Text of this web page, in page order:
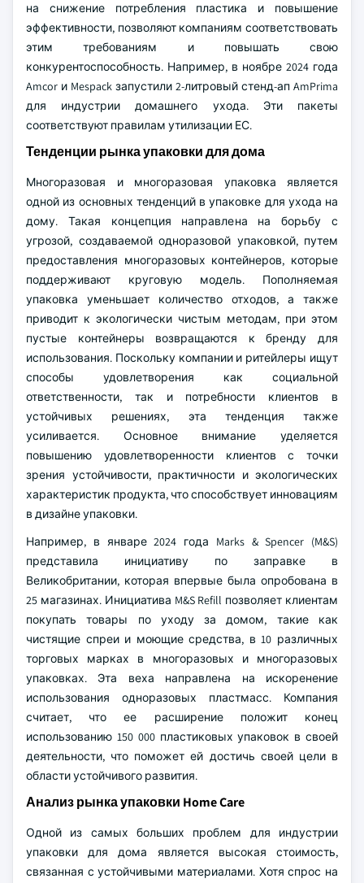
на снижение потребления пластика и повышение
эффективности, позволяют компаниям соответствовать
этим требованиям и повышать свою
конкурентоспособность. Например, в ноябре 2024 года
Amcor и Mespack запустили 2-литровый стенд-ап AmPrima
для индустрии домашнего ухода. Эти пакеты
соответствуют правилам утилизации ЕС.
Тенденции рынка упаковки для дома
Многоразовая и многоразовая упаковка является
одной из основных тенденций в упаковке для ухода на
дому. Такая концепция направлена на борьбу с
угрозой, создаваемой одноразовой упаковкой, путем
предоставления многоразовых контейнеров, которые
поддерживают круговую модель. Пополняемая
упаковка уменьшает количество отходов, а также
приводит к экологически чистым методам, при этом
пустые контейнеры возвращаются к бренду для
использования. Поскольку компании и ритейлеры ищут
способы удовлетворения как социальной
ответственности, так и потребности клиентов в
устойчивых решениях, эта тенденция также
усиливается. Основное внимание уделяется
повышению удовлетворенности клиентов с точки
зрения устойчивости, практичности и экологических
характеристик продукта, что способствует инновациям
в дизайне упаковки.
Например, в январе 2024 года Marks & Spencer (M&S)
представила инициативу по заправке в
Великобритании, которая впервые была опробована в
25 магазинах. Инициатива M&S Refill позволяет клиентам
покупать товары по уходу за домом, такие как
чистящие спреи и моющие средства, в 10 различных
торговых марках в многоразовых и многоразовых
упаковках. Эта веха направлена на искоренение
использования одноразовых пластмасс. Компания
считает, что ее расширение положит конец
использованию 150 000 пластиковых упаковок в своей
деятельности, что поможет ей достичь своей цели в
области устойчивого развития.
Анализ рынка упаковки Home Care
Одной из самых больших проблем для индустрии
упаковки для дома является высокая стоимость,
связанная с устойчивыми материалами. Хотя спрос на